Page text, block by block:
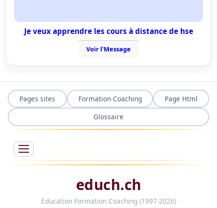
Je veux apprendre les cours à distance de hse
Voir l'Message
Pages sites Formation Coaching
Page Html
Glossaire
educh.ch
Education Formation Coaching (1997-2026)